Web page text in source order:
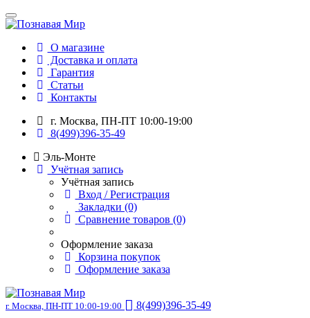
О магазине
Доставка и оплата
Гарантия
Статьи
Контакты
г. Москва, ПН-ПТ 10:00-19:00
8(499)396-35-49
Эль-Монте
Учётная запись
Учётная запись
Вход / Регистрация
Закладки (0)
Сравнение товаров (0)
Оформление заказа
Корзина покупок
Оформление заказа
г. Москва, ПН-ПТ 10:00-19:00
8(499)396-35-49